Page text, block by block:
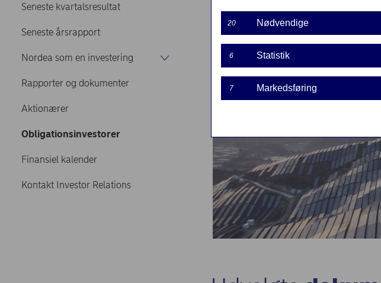
Seneste kvartalsresultat
Seneste årsrapport
Nordea som en investering
Rapporter og dokumenter
Aktionærer
Obligationsinvestorer
Finansiel kalender
Kontakt Investor Relations
20 Nødvendige
6 Statistik
7 Markedsføring